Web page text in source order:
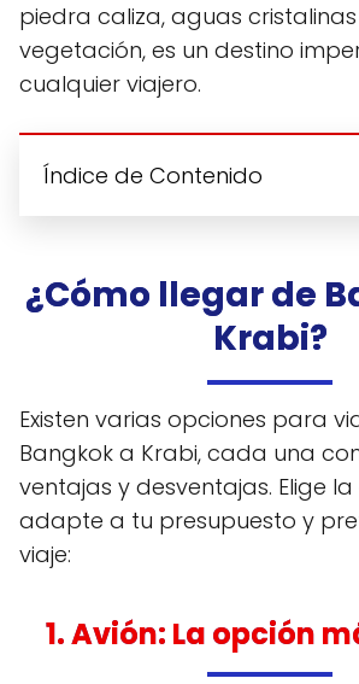
piedra caliza, aguas
vegetación, es un destino
cualquier viajero.
Índice de Contenido
¿Cómo llegar de
Krabi?
Existen varias opciones para
Bangkok a Krabi, cada una
ventajas y desventajas. Elige
adapte a tu presupuesto y
viaje:
1. Avión: La opción